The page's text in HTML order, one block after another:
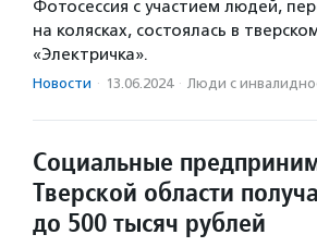
Фотосессия с участием людей,
на колясках, состоялась в
«Электричка».
Новости · 13.06.2024 · Люди с
Социальные
Тверской области
до 500 тысяч рублей